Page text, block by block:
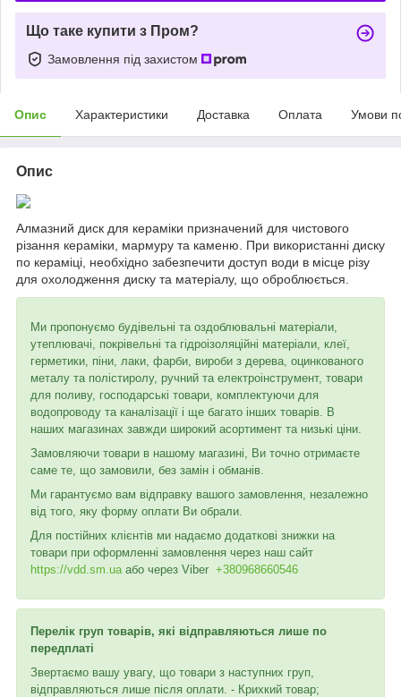
Що таке купити з Пром?
Замовлення під захистом
Опис Характеристики Доставка Оплата Умови
Опис
Алмазний диск для кераміки призначений для чистового
різання кераміки, мармуру та каменю. При використанні диску
по кераміці, необхідно забезпечити доступ води в місце різу
для охолодження диску та матеріалу, що оброблюється.
Ми пропонуємо будівельні та оздоблювальні матеріали,
утеплювачі, покрівельні та гідроізоляційні матеріали, клеї,
герметики, піни, лаки, фарби, вироби з дерева, оцинкованого
металу та полістиролу, ручний та електроінструмент, товари
для поливу, господарські товари, комплектуючи для
водопроводу та каналізації і ще багато інших товарів. В
наших магазинах завжди широкий асортимент та низькі ціни.
Замовляючи товари в нашому магазині, Ви точно отримаєте
саме те, що замовили, без замін і обманів.
Ми гарантуємо вам відправку вашого замовлення, незалежно
від того, яку форму оплати Ви обрали.
Для постійних клієнтів ми надаємо додаткові знижки на
товари при оформленні замовлення через наш сайт
https://vdd.sm.ua або через Viber +380968660546
Перелік груп товарів, які відправляються лише по
передплаті
Звертаємо вашу увагу, що товари з наступних груп,
відправляються лише після оплати. - Крихкий товар;